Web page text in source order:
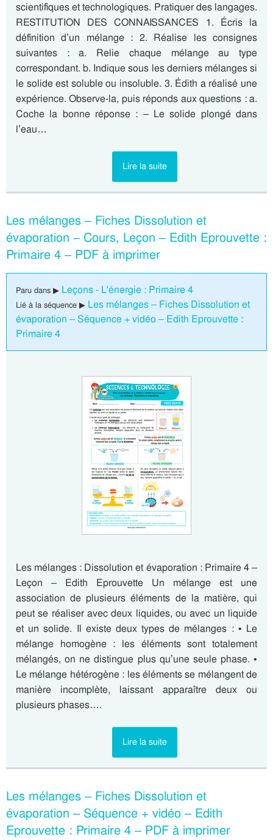
scientifiques et technologiques. Pratiquer des langages.
RESTITUTION DES CONNAISSANCES 1. Écris la
définition d’un mélange : 2. Réalise les consignes
suivantes : a. Relie chaque mélange au type
correspondant. b. Indique sous les derniers mélanges si
le solide est soluble ou insoluble. 3. Édith a réalisé une
expérience. Observe-la, puis réponds aux questions : a.
Coche la bonne réponse : – Le solide plongé dans
l’eau…
Lire la suite
Les mélanges – Fiches Dissolution et
évaporation – Cours, Leçon – Edith Eprouvette :
Primaire 4 – PDF à imprimer
Paru dans ▶ Leçons - L'énergie : Primaire 4
Lié à la séquence ▶ Les mélanges – Fiches Dissolution et
évaporation – Séquence + vidéo – Edith Eprouvette :
Primaire 4
Les mélanges : Dissolution et évaporation : Primaire 4 –
Leçon – Edith Eprouvette Un mélange est une
association de plusieurs éléments de la matière, qui
peut se réaliser avec deux liquides, ou avec un liquide
et un solide. Il existe deux types de mélanges : • Le
mélange homogène : les éléments sont totalement
mélangés, on ne distingue plus qu’une seule phase. •
Le mélange hétérogène : les éléments se mélangent de
manière incomplète, laissant apparaître deux ou
plusieurs phases….
Lire la suite
Les mélanges – Fiches Dissolution et
évaporation – Séquence + vidéo – Edith
Eprouvette : Primaire 4 – PDF à imprimer